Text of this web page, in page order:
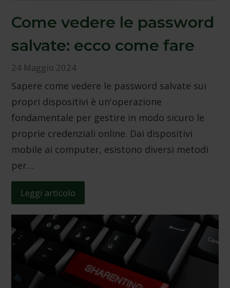
Come vedere le password
salvate: ecco come fare
24 Maggio 2024
Sapere come vedere le password salvate sui
propri dispositivi è un'operazione
fondamentale per gestire in modo sicuro le
proprie credenziali online. Dai dispositivi
mobile ai computer, esistono diversi metodi
per…
Leggi articolo